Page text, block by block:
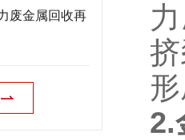
废金属回收再
2.